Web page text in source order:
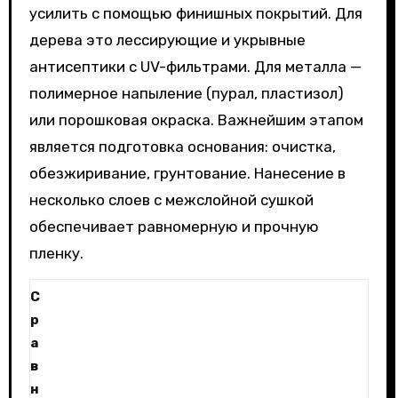
усилить с помощью финишных покрытий. Для
дерева это лессирующие и укрывные
антисептики с UV-фильтрами. Для металла —
полимерное напыление (пурал, пластизол)
или порошковая окраска. Важнейшим этапом
является подготовка основания: очистка,
обезжиривание, грунтование. Нанесение в
несколько слоев с межслойной сушкой
обеспечивает равномерную и прочную
пленку.
С
р
а
в
н